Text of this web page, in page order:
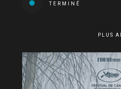
TERMINÉ
PLUS